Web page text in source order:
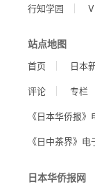
行知学园
站点地图
首页 日本
评论
专栏
《日本华侨报》
《日中茶界》电
日本华侨报网